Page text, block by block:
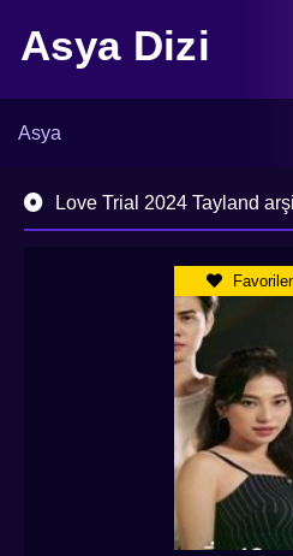
Asya Dizi
Asya
Love Trial 2024 Tayland